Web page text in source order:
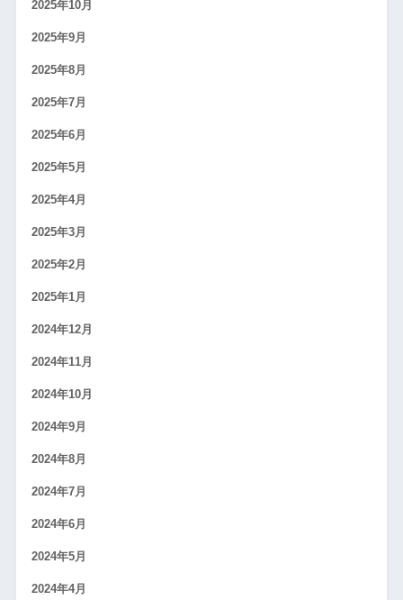
2025年10月
2025年9月
2025年8月
2025年7月
2025年6月
2025年5月
2025年4月
2025年3月
2025年2月
2025年1月
2024年12月
2024年11月
2024年10月
2024年9月
2024年8月
2024年7月
2024年6月
2024年5月
2024年4月